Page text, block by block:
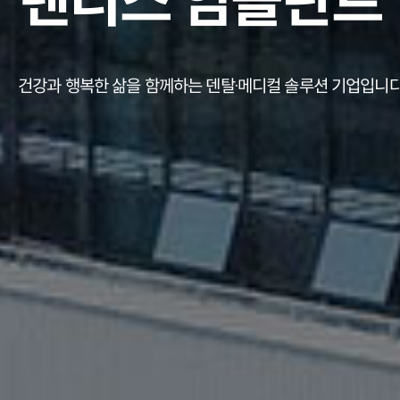
IR52 장영실상을 수상한 덴티스 임플란트